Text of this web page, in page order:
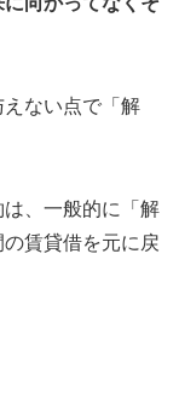
ない点で「解
、一般的に「解
賃貸借を元に戻